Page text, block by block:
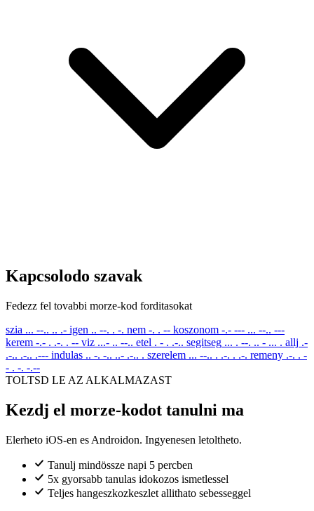
Kapcsolodo szavak
Fedezz fel tovabbi morze-kod forditasokat
szia ... --.. .. .- igen .. --. . -. nem -. . -- koszonom -.- --- ... --.. ---
kerem -.- . .-. . -- viz ...- .. --.. etel . - . .-.. segitseg ... . --. .. - ... . allj .-
.-.. .-.. .--- indulas .. -. -.. ..- .-.. . szerelem ... --.. . .-. . .-. remeny .-. . -
- . -. -.--
TOLTSD LE AZ ALKALMAZAST
Kezdj el morze-kodot tanulni ma
Elerheto iOS-en es Androidon. Ingyenesen letoltheto.
Tanulj mindössze napi 5 percben
5x gyorsabb tanulas idokozos ismetlessel
Teljes hangeszkozkeszlet allithato sebesseggel